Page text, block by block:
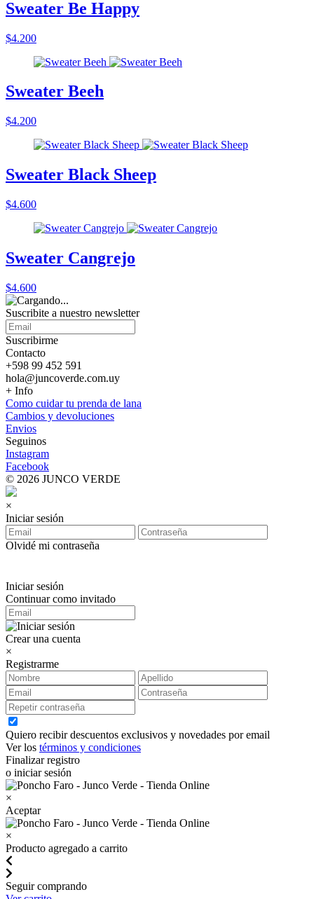
Sweater Be Happy
$4.200
Sweater Beeh
$4.200
Sweater Black Sheep
$4.600
Sweater Cangrejo
$4.600
Suscribite a nuestro newsletter
Suscribirme
Contacto
+598 99 452 591
hola@juncoverde.com.uy
+ Info
Como cuidar tu prenda de lana
Cambios y devoluciones
Envios
Seguinos
Instagram
Facebook
© 2026 JUNCO VERDE
×
Iniciar sesión
Olvidé mi contraseña
Iniciar sesión
Continuar como invitado
Crear una cuenta
×
Registrarme
Quiero recibir descuentos exclusivos y novedades por email
Ver los términos y condiciones
Finalizar registro
o iniciar sesión
×
Aceptar
×
Producto agregado a carrito
Seguir comprando